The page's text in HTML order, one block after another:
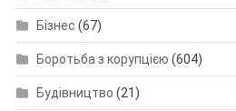
Бізнес (67)
Боротьба з корупцією (604)
Будівництво (21)